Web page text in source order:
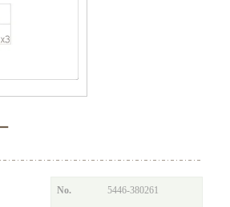
No. 5446-380261